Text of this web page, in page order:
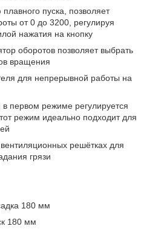
пуска, позволяет
от 0 до 3200, регулируя
нажатия на кнопку
оборотов позволяет выбрать
вращения
для непрерывной работы на
первом режиме регулируется
режим идеально подходит для
решётках для
грязи
180 мм
180 мм